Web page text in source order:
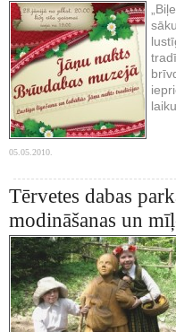
05.05.2010.
Tērvetes dabas
modināšanas un